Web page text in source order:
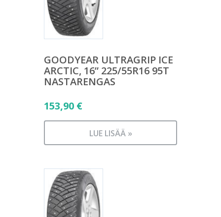
GOODYEAR ULTRAGRIP ICE
ARCTIC, 16” 225/55R16 95T
NASTARENGAS
153,90 €
LUE LISÄÄ »